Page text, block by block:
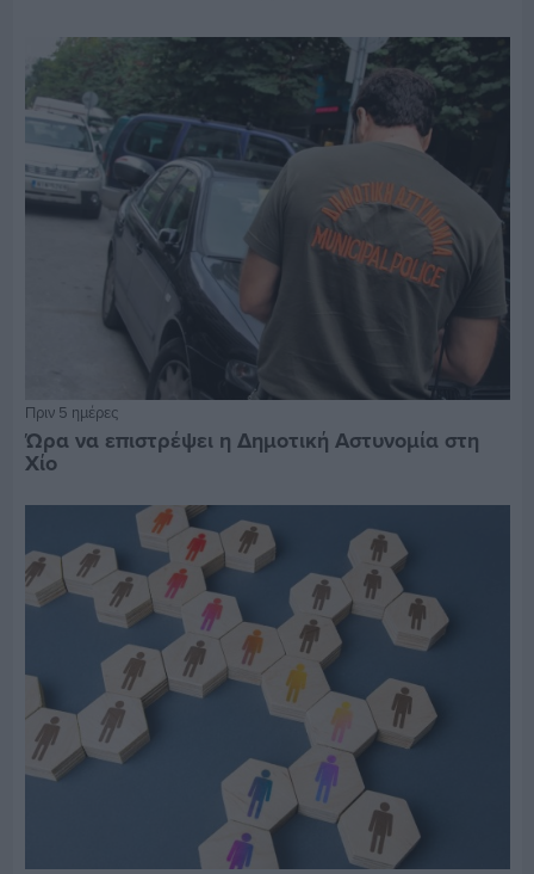
Πριν 5 ημέρες
Ώρα να επιστρέψει η Δημοτική Αστυνομία στη
Χίο